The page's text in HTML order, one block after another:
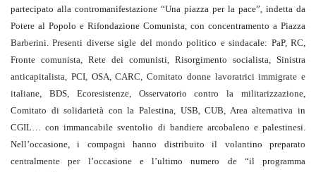
partecipato alla contromanifestazione “Una piazza per la pace”, indetta da
Potere al Popolo e Rifondazione Comunista, con concentramento a Piazza
Barberini. Presenti diverse sigle del mondo politico e sindacale: PaP, RC,
Fronte comunista, Rete dei comunisti, Risorgimento socialista, Sinistra
anticapitalista, PCI, OSA, CARC, Comitato donne lavoratrici immigrate e
italiane, BDS, Ecoresistenze, Osservatorio contro la militarizzazione,
Comitato di solidarietà con la Palestina, USB, CUB, Area alternativa in
CGIL… con immancabile sventolio di bandiere arcobaleno e palestinesi.
Nell’occasione, i compagni hanno distribuito il volantino preparato
centralmente per l’occasione e l’ultimo numero de “il programma